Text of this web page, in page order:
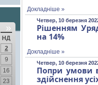
»
НД
2
9
16
23
Докладніше »
Четвер, 10 березня
Рішенням
на 14%
Докладніше »
Четвер, 10 березня
Попри умови
здійснення